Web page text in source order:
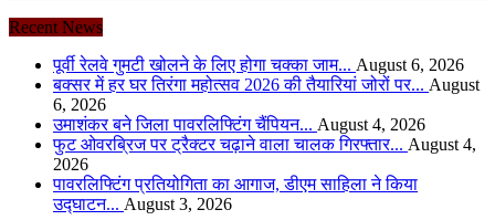
Recent News
पूर्वी रेलवे गुमटी खोलने के लिए होगा चक्का जाम... August 6, 2026
बक्सर में हर घर तिरंगा महोत्सव 2026 की तैयारियां जोरों पर... August
6, 2026
उमाशंकर बने जिला पावरलिफ्टिंग चैंपियन... August 4, 2026
फुट ओवरब्रिज पर ट्रैक्टर चढ़ाने वाला चालक गिरफ्तार... August 4,
2026
पावरलिफ्टिंग प्रतियोगिता का आगाज, डीएम साहिला ने किया
उद्घाटन... August 3, 2026